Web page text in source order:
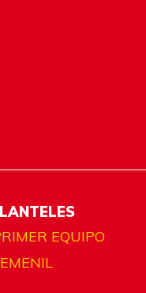
EQUIPO